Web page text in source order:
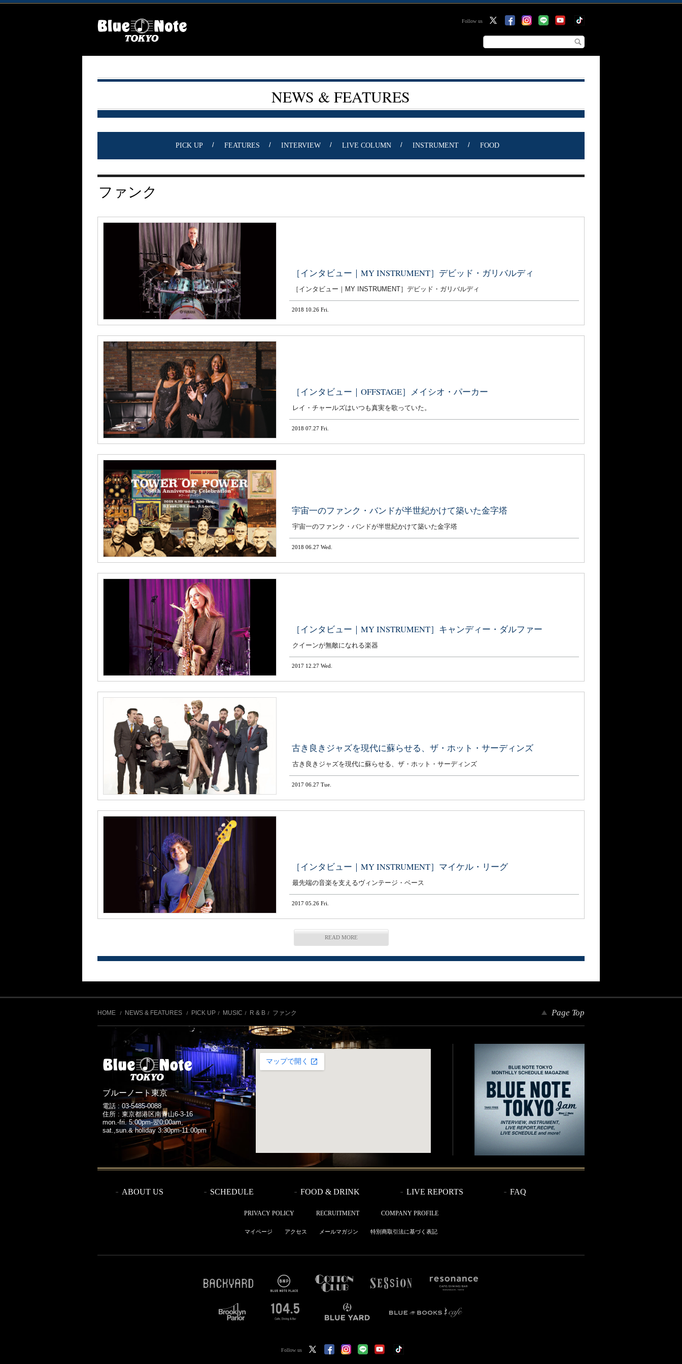
Follow us
NEWS & FEATURES
PICK UP FEATURES INTERVIEW LIVE COLUMN INSTRUMENT FOOD
ファンク
［インタビュー｜MY INSTRUMENT］デビッド・ガリバルディ
［インタビュー｜MY INSTRUMENT］デビッド・ガリバルディ
2018 10.26 Fri.
［インタビュー｜OFFSTAGE］メイシオ・パーカー
レイ・チャールズはいつも真実を歌っていた。
2018 07.27 Fri.
宇宙一のファンク・バンドが半世紀かけて築いた金字塔
宇宙一のファンク・バンドが半世紀かけて築いた金字塔
2018 06.27 Wed.
［インタビュー｜MY INSTRUMENT］キャンディー・ダルファー
クイーンが無敵になれる楽器
2017 12.27 Wed.
古き良きジャズを現代に蘇らせる、ザ・ホット・サーディンズ
古き良きジャズを現代に蘇らせる、ザ・ホット・サーディンズ
2017 06.27 Tue.
［インタビュー｜MY INSTRUMENT］マイケル・リーグ
最先端の音楽を支えるヴィンテージ・ベース
2017 05.26 Fri.
READ MORE
HOME NEWS & FEATURES PICK UP MUSIC R & B ファンク Page Top
ブルーノート東京
電話 : 03-5485-0088
住所 : 東京都港区南青山6-3-16
mon.-fri. 5:00pm-翌0:00am,
sat.,sun.& holiday 3:30pm-11:00pm
ABOUT US SCHEDULE FOOD & DRINK LIVE REPORTS FAQ
PRIVACY POLICY RECRUITMENT COMPANY PROFILE
マイページ アクセス メールマガジン 特別商取引法に基づく表記
Follow us